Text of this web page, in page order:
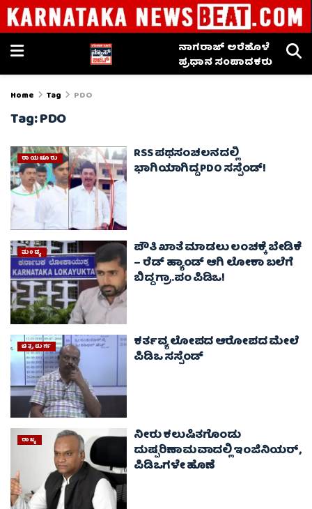
ನಾಗರಾಜ್ ಅರೆಹೊಳೆ
ಪ್ರಧಾನ ಸಂಪಾದಕರು
Home Tag PDO
Tag:PDO
ರಾಯಚೂರು RSS ಪಥಸಂಚಲನದಲ್ಲಿ
ಭಾಗಿಯಾಗಿದ್ದ PDO ಸಸ್ಪೆಂಡ್!
ಮಂಡ್ಯ ಪೌತಿ ಖಾತೆ ಮಾಡಲು ಲಂಚಕ್ಕೆ ಬೇಡಿಕೆ
– ರೆಡ್‌ ಹ್ಯಾಂಡ್‌ ಆಗಿ ಲೋಕಾ ಬಲೆಗೆ
ಬಿದ್ದ ಗ್ರಾ.ಪಂ ಪಿಡಿಒ!
ಚಿತ್ರದುರ್ಗ ಕರ್ತವ್ಯ ಲೋಪದ ಆರೋಪದ ಮೇಲೆ
ಪಿಡಿಒ ಸಸ್ಪೆಂಡ್‌
ರಾಜ್ಯ ನೀರು ಕಲುಷಿತಗೊಂಡು
ದುಷ್ಪರಿಣಾಮವಾದಲ್ಲಿ ಇಂಜಿನಿಯರ್,
ಪಿಡಿಒಗಳೇ ಹೊಣೆ